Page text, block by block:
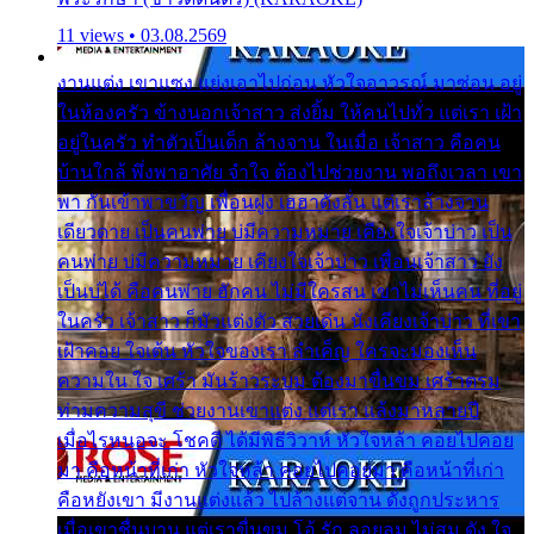
11 views • 03.08.2569
งานแต่ง เขาแซง แย่งเอาไปก่อน หัวใจอาวรณ์ มาซ่อน อยู่
ในห้องครัว ข้างนอกเจ้าสาว ส่งยิ้ม ให้คนไปทั่ว แต่เรา เฝ้า
อยู่ในครัว ทำตัวเป็นเด็ก ล้างจาน ในเมื่อ เจ้าสาว คือคน
บ้านใกล้ พึ่งพาอาศัย จำใจ ต้องไปช่วยงาน พอถึงเวลา เขา
พา กันเข้าพาขวัญ เพื่อนฝูง เฮฮาดังลั่น แต่เราล้างจาน
เดียวดาย เป็นคนพ่าย บ่มีความหมาย เคียงใจเจ้าบ่าว เป็น
คนพ่าย บ่มีความหมาย เคียงใจเจ้าบ่าว เพื่อนเจ้าสาว ยัง
เป็นบ่ได้ คือคนพ่าย ฮักคน ไม่มีใครสน เขาไม่เห็นคน ที่อยู่
ในครัว เจ้าสาว ก็มัวแต่งตัว สวยเด่น นั่งเคียงเจ้าบ่าว ที่เขา
เฝ้าคอย ใจเต้น หัวใจของเรา ลำเค็ญ ใครจะมองเห็น
ความใน ใจ เศร้า มันร้าวระบม ต้องมาขื่นขม เศร้าตรม
ท่ามความสุขี ช่วยงานเขาแต่ง แต่เรา แล้งมาหลายปี
เมื่อไรหนอจะ โชคดี ได้มีพิธีวิวาห์ หัวใจหล้า คอยไปคอย
มา คือหน้าที่เก่า หัวใจหล้า คอยไปคอยมา คือหน้าที่เก่า
คือหยังเขา มีงานแต่งแล้ว ไปล้างแต่จาน ดั่งถูกประหาร
เมื่อเขาชื่นบาน แต่เราขื่นขม โอ้ รัก ลอยลม ไม่สม ดัง ใจ